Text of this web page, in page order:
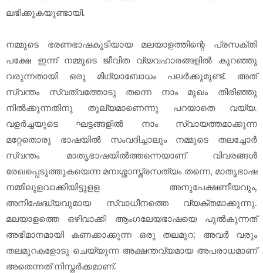
ലഭിക്കുകയുണ്ടായി.
നമ്മുടെ ഭരണഭാഷകൂടിയായ മലയാളത്തിന്റെ പ്രസക്തി
പക്ഷേ ഇന്ന് നമ്മുടെ ജീവിത വ്യവഹാരങ്ങളിൽ കുറഞ്ഞു
വരുന്നതായി ഒരു മിഥ്യാബോധം പലർക്കുമുണ്ട്. അത്
സ്വന്തം സ്വത്വത്തോടു തന്നെ നാം മുഖം തിരിഞ്ഞു
നിൽക്കുന്നതിനു തുല്യമാണെന്നു പറയാതെ വയ്യ.
വളർച്ചയുടെ ഘട്ടങ്ങളിൽ നാം സ്വായത്തമാക്കുന്ന
മറ്റേതൊരു ഭാഷയിൽ സംവദിച്ചാലും നമ്മുടെ തലച്ചോർ
സ്വന്തം മാതൃഭാഷയിൽത്തന്നെയാണ് വിവരങ്ങൾ
രേഖപ്പെടുത്തുകയെന്ന മനഃശ്ശാസ്ത്രസത്യം തന്നെ, മാതൃഭാഷ
നമ്മിലുളവാക്കിയിട്ടുളള അനുപേക്ഷണീയവും,
അനിഷേദ്ധ്യവുമായ സ്വാധീനത്തെ വ്യക്തമാക്കുന്നു.
മലയാളത്തെ ഒഴിവാക്കി ആംഗലേയഭാഷയെ പുൽകുന്നത്
അഭിമാനമായി കണക്കാക്കുന്ന ഒരു തലമുറ; അവർ വരും
തലമുറകളോടു ചെയ്യുന്ന അക്ഷന്തവ്യമായ അപരാധമാണ്
അതെന്നത് നിസ്തർക്കമാണ്.